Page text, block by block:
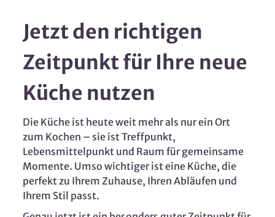
Jetzt den richtigen
Zeitpunkt für Ihre neue
Küche nutzen
Die Küche ist heute weit mehr als nur ein Ort
zum Kochen – sie ist Treffpunkt,
Lebensmittelpunkt und Raum für gemeinsame
Momente. Umso wichtiger ist eine Küche, die
perfekt zu Ihrem Zuhause, Ihren Abläufen und
Ihrem Stil passt.